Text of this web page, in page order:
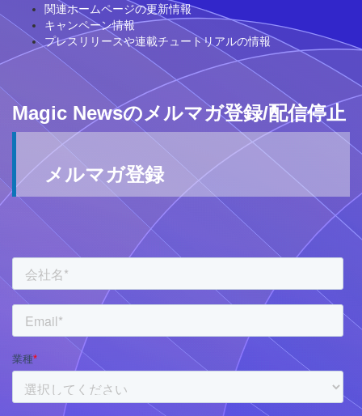
関連ホームページの更新情報
キャンペーン情報
プレスリリースや連載チュートリアルの情報
Magic Newsのメルマガ登録/配信停止
メルマガ登録